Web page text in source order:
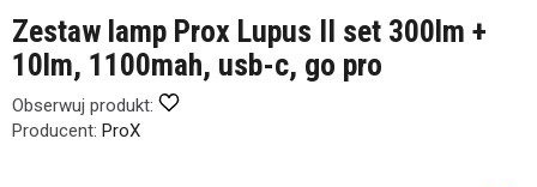
Zestaw lamp Prox Lupus II set 300lm +
10lm, 1100mah, usb-c, go pro
Obserwuj produkt:
Producent: ProX